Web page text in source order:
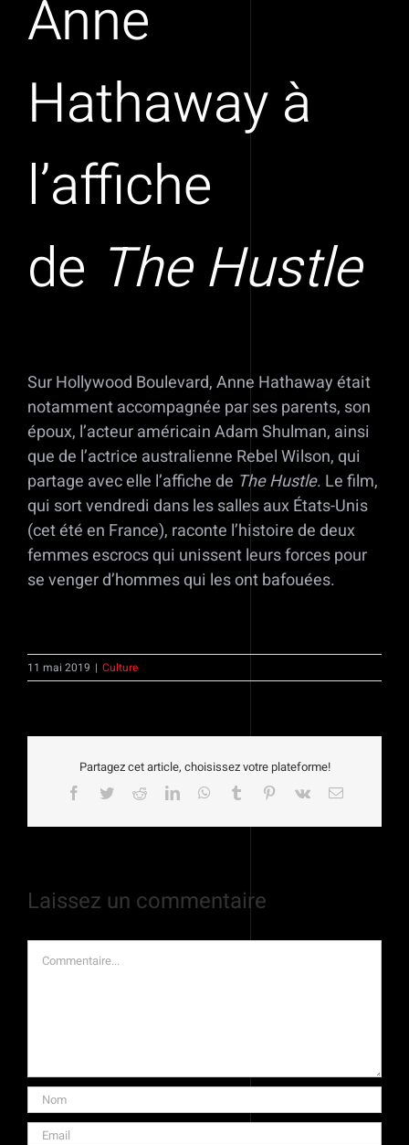
Anne
Hathaway à
l’affiche
de The Hustle
Sur Hollywood Boulevard, Anne Hathaway était
notamment accompagnée par ses parents, son
époux, l’acteur américain Adam Shulman, ainsi
que de l’actrice australienne Rebel Wilson, qui
partage avec elle l’affiche de The Hustle. Le film,
qui sort vendredi dans les salles aux États-Unis
(cet été en France), raconte l’histoire de deux
femmes escrocs qui unissent leurs forces pour
se venger d’hommes qui les ont bafouées.
11 mai 2019 | Culture
Partagez cet article, choisissez votre plateforme!
Facebook
TwitterRedditLinkedInWhatsApp
Tumblr Pinterest
Vk Email
Laissez un commentaire
Commentaire